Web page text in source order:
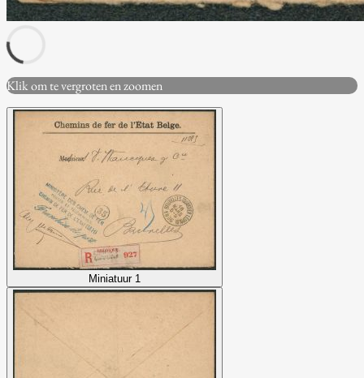
Klik om te vergroten en zoomen
Miniatuur 1